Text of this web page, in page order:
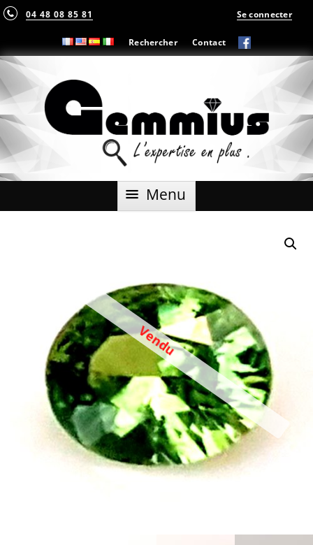
04 48 08 85 81
Rechercher Contact
Se connecter
Menu Aller
Vendu